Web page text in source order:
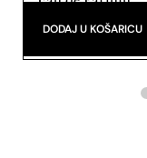
DODAJ U KOŠARICU